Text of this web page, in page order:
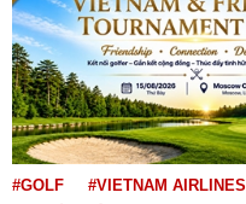
#GOLF
#VIETNAM AIRLINES